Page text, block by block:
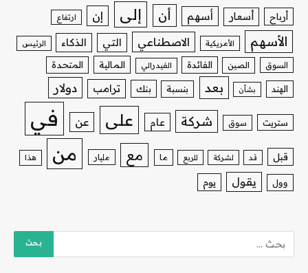
أرباح أسعار أسهم أن إلى إن ارتفاع
الأسهم الأمريكية الاصطناعي التي الذكاء الرئيس
السوق الصين الفائدة الفيدرالي المالية المتحدة
الهند بشأن بعد بنسبة بنك ترامب دولار
ستريت سوق شركة عام على عن في
قبل قد لشركة للربع ما مع مليار من هذا
وول يقول يوم